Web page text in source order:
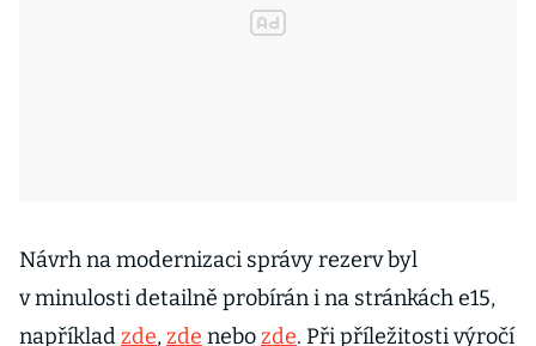
Návrh na modernizaci správy rezerv byl
v minulosti detailně probírán i na stránkách e15,
napříkladzde,zde nebozde. Při příležitosti výročí